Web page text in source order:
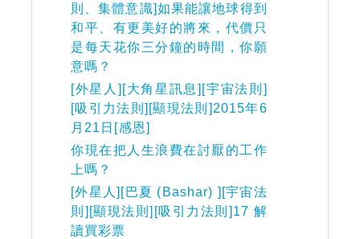
則、集體意識]如果能讓地球得到
和平、有更美好的將來，代價只
是每天花你三分鐘的時間，你願
意嗎？
[外星人][大角星訊息][宇宙法則]
[吸引力法則][顯現法則]2015年6
月21日[感恩]
你現在把人生浪費在討厭的工作
上嗎？
[外星人][巴夏 (Bashar) ][宇宙法
則][顯現法則][吸引力法則]17 解
讀買彩票